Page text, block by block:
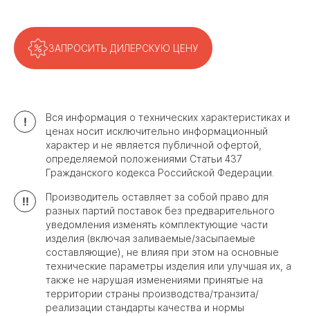
ЗАПРОСИТЬ ДИЛЕРСКУЮ ЦЕНУ
!
Вся информация о технических характеристиках и
ценах носит исключительно информационный
характер и не является публичной офертой,
определяемой положениями Статьи 437
Гражданского кодекса Российской Федерации.
!!
Производитель оставляет за собой право для
разных партий поставок без предварительного
уведомления изменять комплектующие части
изделия (включая заливаемые/засыпаемые
составляющие), не влияя при этом на основные
технические параметры изделия или улучшая их, а
также не нарушая изменениями принятые на
территории страны производства/транзита/
реализации стандарты качества и нормы